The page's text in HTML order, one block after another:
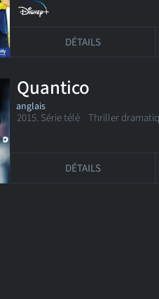
DÉTAILS
Quantico
anglais
2015. Série télé Thriller
DÉTAILS